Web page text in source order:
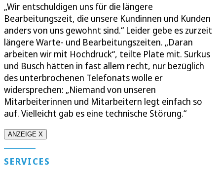
„Wir entschuldigen uns für die längere
Bearbeitungszeit, die unsere Kundinnen und Kunden
anders von uns gewohnt sind.“ Leider gebe es zurzeit
längere Warte- und Bearbeitungszeiten. „Daran
arbeiten wir mit Hochdruck“, teilte Plate mit. Surkus
und Busch hätten in fast allem recht, nur bezüglich
des unterbrochenen Telefonats wolle er
widersprechen: „Niemand von unseren
Mitarbeiterinnen und Mitarbeitern legt einfach so
auf. Vielleicht gab es eine technische Störung.“
ANZEIGE X
SERVICES